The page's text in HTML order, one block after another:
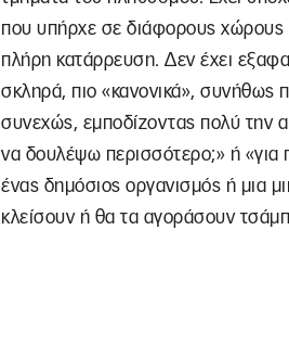
που υπήρχε σε διάφορους
πλήρη κατάρρευση. Δεν έχει
σκληρά, πιο «κανονικά», συνήθως
συνεχώς, εμποδίζοντας πολύ την
να δουλέψω περισσότερο;» ή «για
ένας δημόσιος οργανισμός ή μια
κλείσουν ή θα τα αγοράσουν